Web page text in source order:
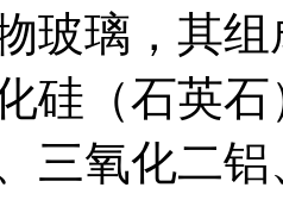
玻璃，其
硅（石英
三氧化二